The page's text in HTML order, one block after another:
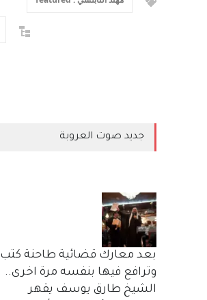
جديد صوت العروبة
بعد معارك قضائية طاحنة كتب
وترافع فيها بنفسه مرة اخرى..
الشيخ طارق يوسف يقهر